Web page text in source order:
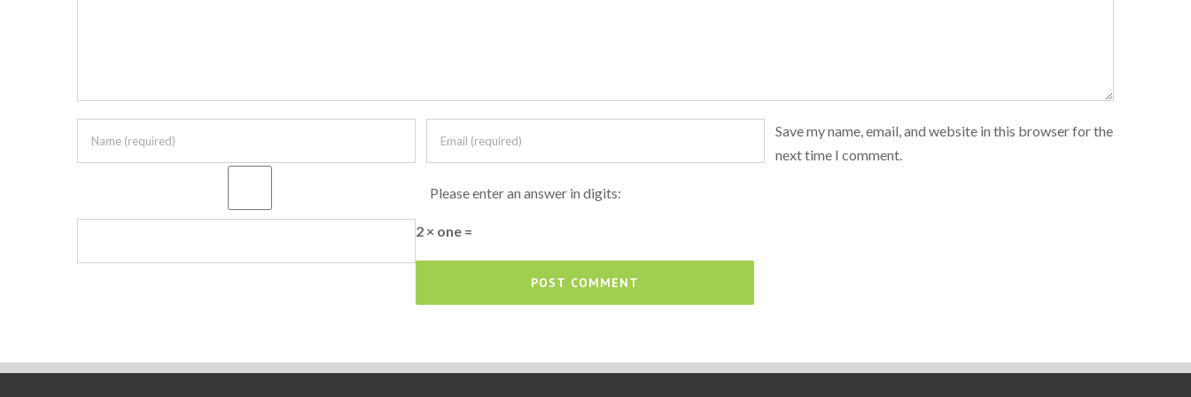
Save my name, email, and website in this browser for the
next time I comment.
Please enter an answer in digits:
2 × one =